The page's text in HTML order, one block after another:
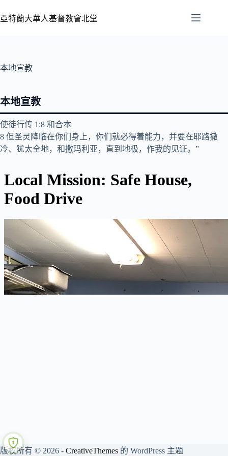
亞特蘭大華人基督教會北堂
本地宣教
本地宣教
‪使徒行传‬ 1:8 和合本
8 但圣灵降临在你们身上，你们就必得着能力，并要在耶路撒
冷、犹太全地，和撒玛利亚，直到地极，作我的见证。”
版权所有 © 2026 - CreativeThemes 的 WordPress 主题